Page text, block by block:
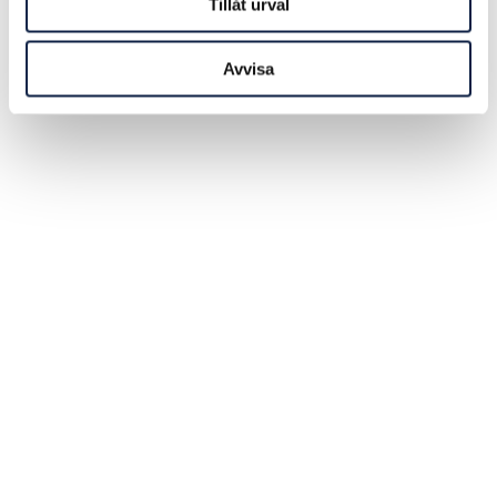
Tillåt urval
Avvisa